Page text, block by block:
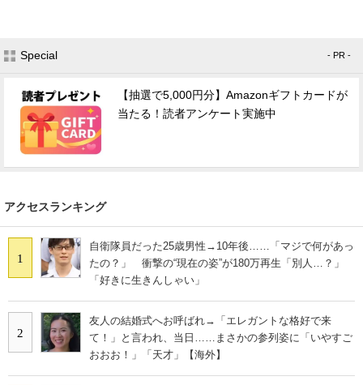
Special - PR -
【抽選で5,000円分】Amazonギフトカードが
当たる！読者アンケート実施中
アクセスランキング
1
自衛隊員だった25歳男性→10年後……「マジで何があっ
たの？」 衝撃の“現在の姿”が180万再生「別人…？」
「好きに生きんしゃい」
2
友人の結婚式へお呼ばれ→「エレガントな格好で来
て！」と言われ、当日……まさかの参列姿に「いやすご
おおお！」「天才」【海外】